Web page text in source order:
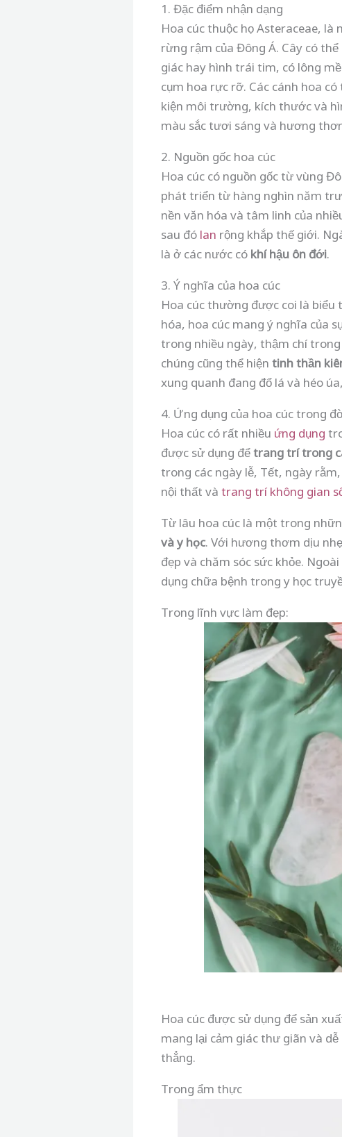
1. Đặc điểm nhận dạng
Hoa cúc thuộc họ Asteraceae, là
rừng rậm của Đông Á. Cây có thể
giác hay hình trái tim, có lông
cụm hoa rực rỡ. Các cánh hoa có
kiện môi trường, kích thước và
màu sắc tươi sáng và hương
2. Nguồn gốc hoa cúc
Hoa cúc có nguồn gốc từ vùng
phát triển từ hàng nghìn năm
nền văn hóa và tâm linh của
sau đó lan rộng khắp thế giới.
là ở các nước có khí hậu ôn đới.
3. Ý nghĩa của hoa cúc
Hoa cúc thường được coi là biểu
hóa, hoa cúc mang ý nghĩa của
trong nhiều ngày, thậm chí
chúng cũng thể hiện tinh thần
xung quanh đang đổ lá và héo
4. Ứng dụng của hoa cúc trong
Hoa cúc có rất nhiều ứng dụng
được sử dụng đểtrang trí trong
trong các ngày lễ, Tết, ngày
nội thất và trang trí không gian
Từ lâu hoa cúc là một trong
và y học. Với hương thơm dịu
đẹp và chăm sóc sức khỏe.
dụng chữa bệnh trong y học
Trong lĩnh vực làm đẹp:
Hoa cúc được sử dụng để sản
mang lại cảm giác thư giãn và
thẳng.
Trong ẩm thực